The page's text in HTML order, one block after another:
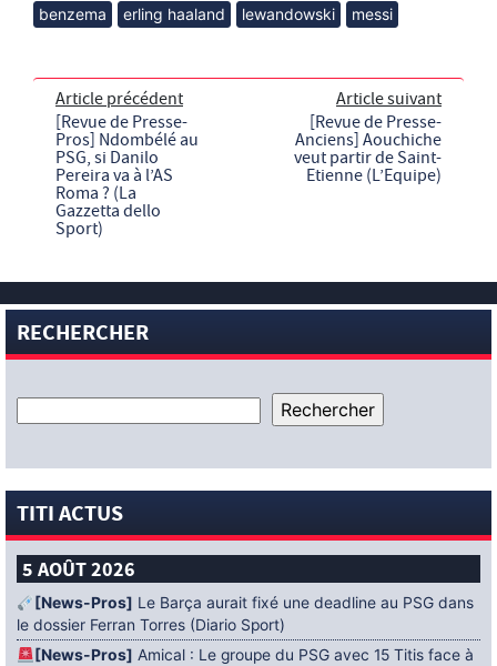
benzema erling haaland lewandowski messi
Article précédent
[Revue de Presse-
Pros] Ndombélé au
PSG, si Danilo
Pereira va à l’AS
Roma ? (La
Gazzetta dello
Sport)
Article suivant
[Revue de Presse-
Anciens] Aouchiche
veut partir de Saint-
Etienne (L’Equipe)
RECHERCHER
TITI ACTUS
5 AOÛT 2026
[News-Pros] Le Barça aurait fixé une deadline au PSG dans
le dossier Ferran Torres (Diario Sport)
[News-Pros] Amical : Le groupe du PSG avec 15 Titis face à